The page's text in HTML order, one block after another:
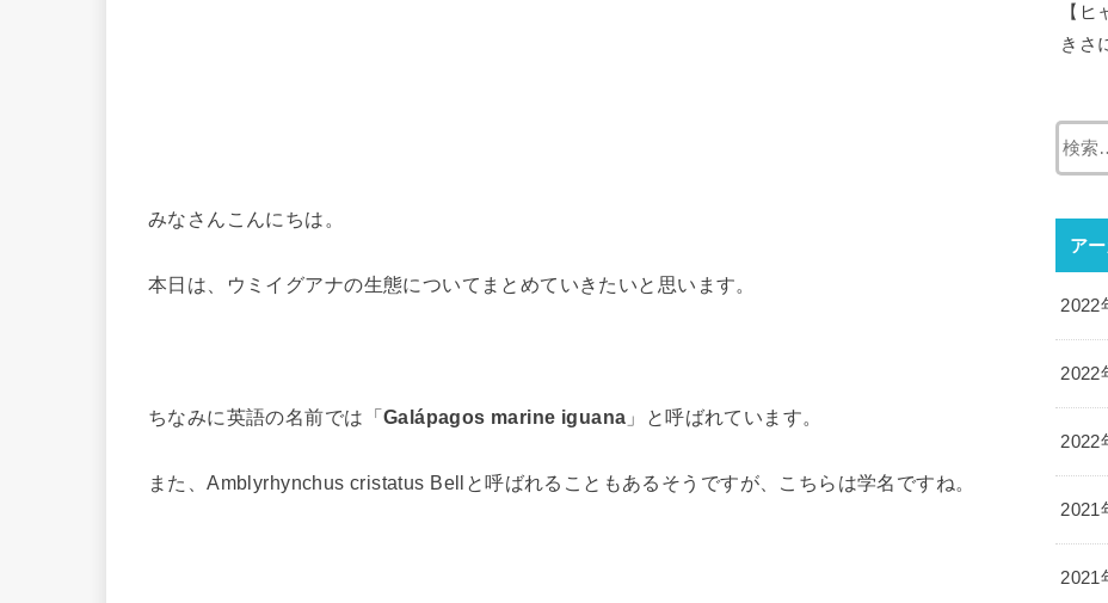
みなさんこんにちは。
本日は、ウミイグアナの生態についてまとめていきたいと思います。
ちなみに英語の名前では「Galápagos marine iguana 」と呼ばれています。
また、Amblyrhynchus cristatus Bellと呼ばれることもあるそうですが、こちらは学名ですね。
【
きさ
ア
2022
2022
2022
2021
2021